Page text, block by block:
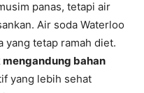
panas, tetapi air
Air soda Waterloo
yang tetap ramah diet.
bahan
yang lebih sehat